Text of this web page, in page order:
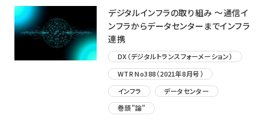
デジタルインフラの取り組み ～通信イ
ンフラからデータセンターまでインフラ
連携
DX（デジタルトランスフォーメーション）
WTR No388（2021年8月号）
インフラ
データセンター
巻頭”論”